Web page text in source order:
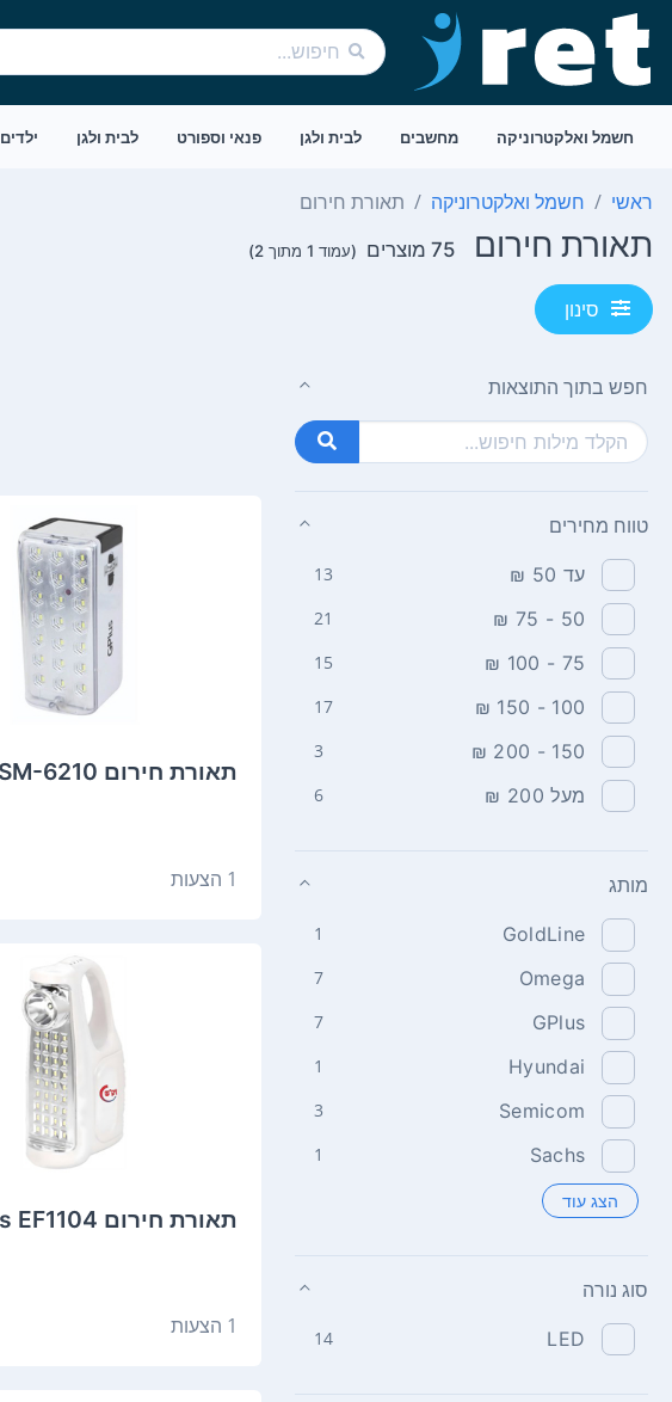
חשמל ואלקטרוניקה מחשבים לבית ולגן פנאי וספורט לבית ולגן ילדים
ראשי חשמל ואלקטרוניקה תאורת חירום
תאורת חירום 75 מוצרים (עמוד 1 מתוך 2)
סינון
חפש בתוך התוצאות
טווח מחירים
עד 50 ₪ 13
50 - 75 ₪
21
75 - 100 ₪
15
100 - 150 ₪
17
150 - 200 ₪
3
מעל 200 ₪ 6
מותג
GoldLine
1
Omega
7
GPlus
7
Hyundai
1
Semicom
3
Sachs
1
הצג עוד
סוג נורה
LED
14
תאורת חירום GPlus SM-6210
1 הצעות
תאורת חירום Sachs EF1104
1 הצעות